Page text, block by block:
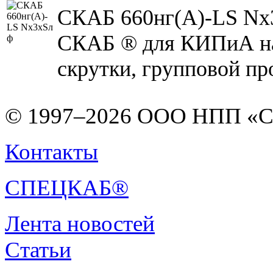
СКАБ 660нг(А)-LS
СКАБ ® для КИПиА на
скрутки, групповой
© 1997–2026 ООО НПП
Контакты
СПЕЦКАБ®
Лента новостей
Статьи